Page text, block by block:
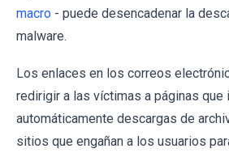
macro - puede desencadenar la
malware.
Los enlaces en los correos
redirigir a las víctimas a páginas que
automáticamente descargas de
sitios que engañan a los usuarios